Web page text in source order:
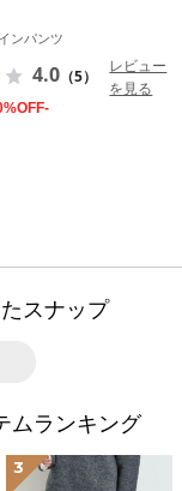
ンパンツ
4.0 （5）
レビュー
を見る
スナップ
ムランキング
3